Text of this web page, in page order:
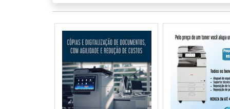
ESPECIFICAÇÕES TÉCNICAS
A resolução mínima recomendada para
avançados oferecem resoluções de até
especialmente para gráficos e imagens.
Opções de conectividade são cruciais.
wireless, como Wi-Fi e Bluetooth,